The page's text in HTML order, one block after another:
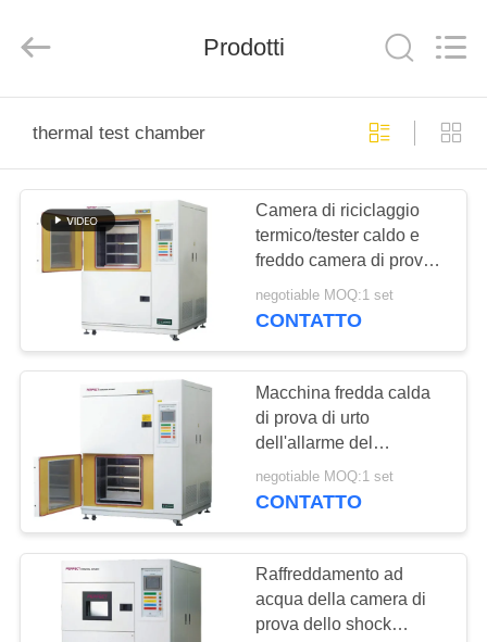
PRODOTTI
VIDEO
MANIFESTAZIONE
DI
CIRCA
NOI
GIRO
DELLA
Instruments
Rights
Prodotti
thermal test chamber
Camera di riciclaggio
termico/tester caldo e
freddo camera di prova
dello shock termico di
impatto
negotiable MOQ:1 set
CONTATTO
Macchina fredda calda
di prova di urto
dell'allarme del
monitoraggio della
camera di prova multipla
negotiable MOQ:1 set
CONTATTO
Raffreddamento ad
acqua della camera di
prova dello shock